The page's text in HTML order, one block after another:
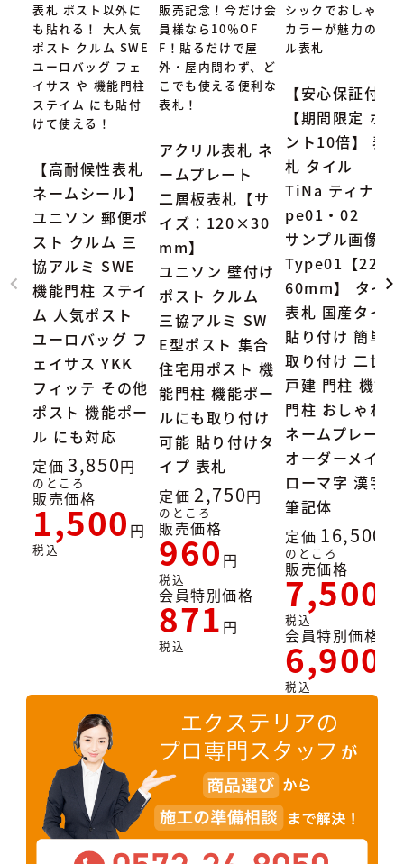
表札 ポスト以外に
も貼れる！ 大人気
ポスト クルム SWE
ユーロバッグ フェ
イサス や 機能門柱
ステイム にも貼付
けて使える！
【高耐候性表札
ネームシール】
ユニソン 郵便ポ
スト クルム 三
協アルミ SWE
機能門柱 ステイ
ム 人気ポスト
ユーロバッグ フ
ェイサス YKK
フィッテ その他
ポスト 機能ポー
ル にも対応
定価 3,850
のところ
販売価格
1,500
税込
販売記念！今だけ会
員様なら10％OF
F！貼るだけで屋
外・屋内問わず、ど
こでも使える便利な
表札！
アクリル表札 ネ
ームプレート
二層板表札【サ
イズ：120×30
mm】
ユニソン 壁付け
ポスト クルム
三協アルミ SW
E型ポスト 集合
住宅用ポスト 機
能門柱 機能ポー
ルにも取り付け
可能 貼り付けタ
イプ 表札
定価 2,750
のところ
販売価格
960
税込
会員特別価格
871
税込
シックでおしゃれな
カラーが魅力のタイ
ル表札
【安心保証付】
【期間限定 ポイ
ント10倍】 表
札 タイル
TiNa ティナ Ty
pe01・02
サンプル画像：
Type01【227×
60mm】 タイル
表札 国産タイル
貼り付け 簡単
取り付け 二世帯
戸建 門柱 機能
門柱 おしゃれ
ネームプレート
オーダーメイド
ローマ字 漢字
筆記体
定価 16,500
のところ
販売価格
7,500
税込
会員特別価格
6,900
税込